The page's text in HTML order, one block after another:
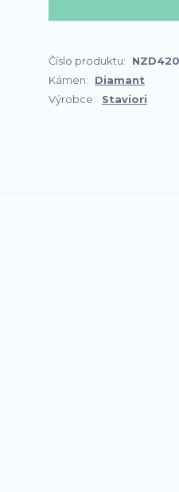
Číslo produktu:
Kámen:
Diamant
Výrobce:
Staviori